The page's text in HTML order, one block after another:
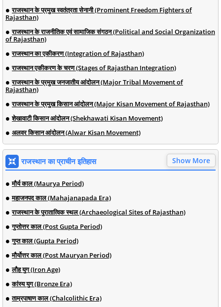
राजस्थान के प्रमुख स्वतंत्रता सेनानी (Prominent Freedom Fighters of
Rajasthan)
राजस्थान के राजनीतिक एवं सामाजिक संगठन (Political and Social Organization
of Rajasthan)
राजस्थान का एकीकरण (Integration of Rajasthan)
राजस्थान एकीकरण के चरण (Stages of Rajasthan Integration)
राजस्थान के प्रमुख जनजातीय आंदोलन (Major Tribal Movement of
Rajasthan)
राजस्थान के प्रमुख किसान आंदोलन (Major Kisan Movement of Rajasthan)
शेखावाटी किसान आंदोलन (Shekhawati Kisan Movement)
अलवर किसान आंदोलन (Alwar Kisan Movement)
राजस्थान का प्राचीन इतिहास Show More
मौर्य काल (Maurya Period)
महाजनपद काल (Mahajanapada Era)
राजस्थान के पुरातात्विक स्थल (Archaeological Sites of Rajasthan)
गुप्तोत्तर काल (Post Gupta Period)
गुप्त काल (Gupta Period)
मौर्योत्तर काल (Post Mauryan Period)
लौह युग (Iron Age)
कांस्य युग (Bronze Era)
ताम्रपाषाण काल (Chalcolithic Era)